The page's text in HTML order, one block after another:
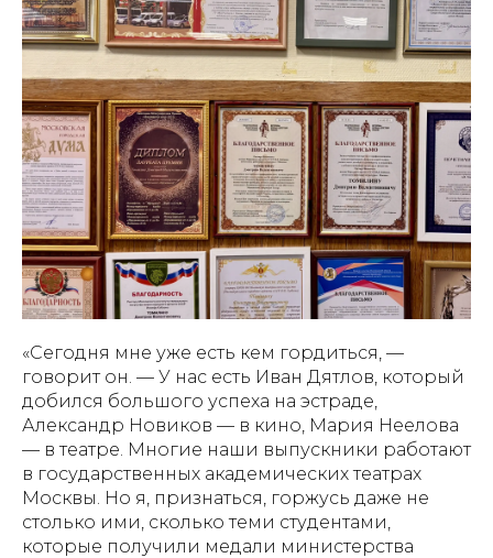
«Сегодня мне уже есть кем гордиться, —
говорит он. — У нас есть Иван Дятлов, который
добился большого успеха на эстраде,
Александр Новиков — в кино, Мария Неелова
— в театре. Многие наши выпускники работают
в государственных академических театрах
Москвы. Но я, признаться, горжусь даже не
столько ими, сколько теми студентами,
которые получили медали министерства